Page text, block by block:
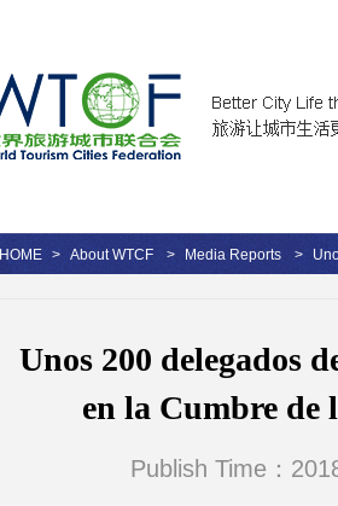
HOME > About WTCF > Media Reports >
Unos 200 delegados
en la Cumbre de
Publish Time：